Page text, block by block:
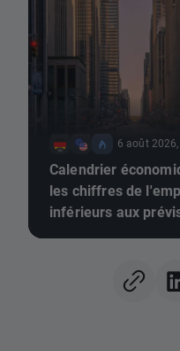
6 août
Calendrier
les chiffres de
inférieurs aux